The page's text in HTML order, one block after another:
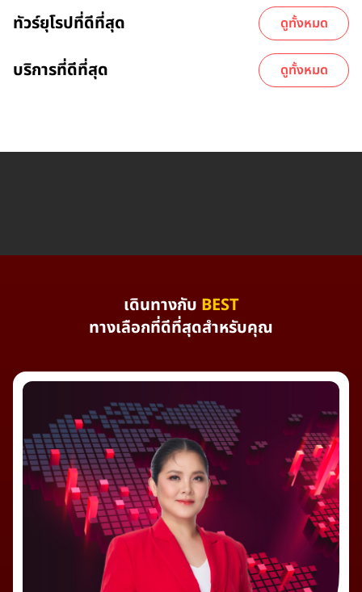
ทัวร์ยุโรปที่ดีที่สุด ดูทั้งหมด
บริการที่ดีที่สุด ดูทั้งหมด
เดินทางกับ BEST
ทางเลือกที่ดีที่สุดสำหรับคุณ